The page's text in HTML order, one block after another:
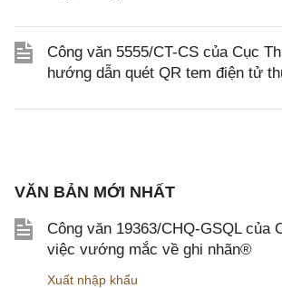
Công văn 5555/CT-CS của Cục
hướng dẫn quét QR tem điện tử
VĂN BẢN MỚI NHẤT
Công văn 19363/CHQ-GSQL của
việc vướng mắc về ghi nhãn®
Xuất nhập khẩu